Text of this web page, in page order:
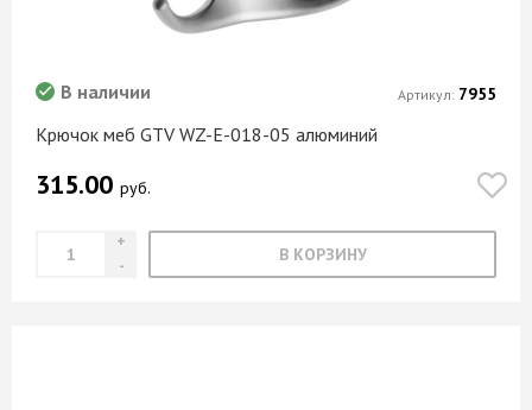
Крючок меб GTV WZ-E-018-05 алюминий
В наличии
315.00 руб.
В КОРЗИНУ
Артикул: 7955